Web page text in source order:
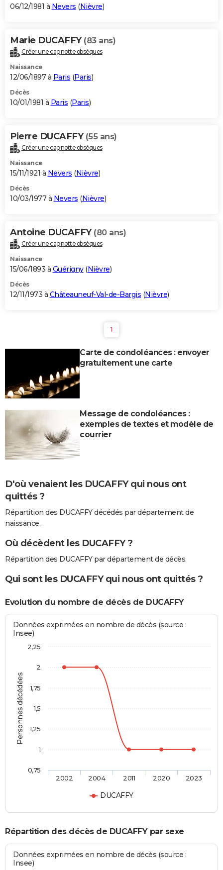
06/12/1981 à Nevers (Nièvre)
Marie DUCAFFY (83 ans)
Créer une cagnotte obsèques
Naissance
12/06/1897 à Paris (Paris)
Décès
10/01/1981 à Paris (Paris)
Pierre DUCAFFY (55 ans)
Créer une cagnotte obsèques
Naissance
15/11/1921 à Nevers (Nièvre)
Décès
10/03/1977 à Nevers (Nièvre)
Antoine DUCAFFY (80 ans)
Créer une cagnotte obsèques
Naissance
15/06/1893 à Guérigny(Nièvre)
Décès
12/11/1973 à Châteauneuf-Val-de-Bargis (Nièvre)
1
Carte de condoléances : envoyer
gratuitement une carte
Message de condoléances :
exemples de textes et modèle de
courrier
D'où venaient les DUCAFFY qui nous ont
quittés ?
Répartition des DUCAFFY décédés par département de
naissance.
Où décèdent les DUCAFFY ?
Répartition des DUCAFFY par département de décès.
Qui sont les DUCAFFY qui nous ont quittés ?
Evolution du nombre de décès de DUCAFFY
Personnes décédées
Données exprimées en nombre de décès (source :
Insee)
DUCAFFY
2002 2004 2011 2020 2023
0,75
1
1,25
1,5
1,75
2
2,25
Répartition des décès de DUCAFFY par sexe
Données exprimées en nombre de décès (source :
Insee)